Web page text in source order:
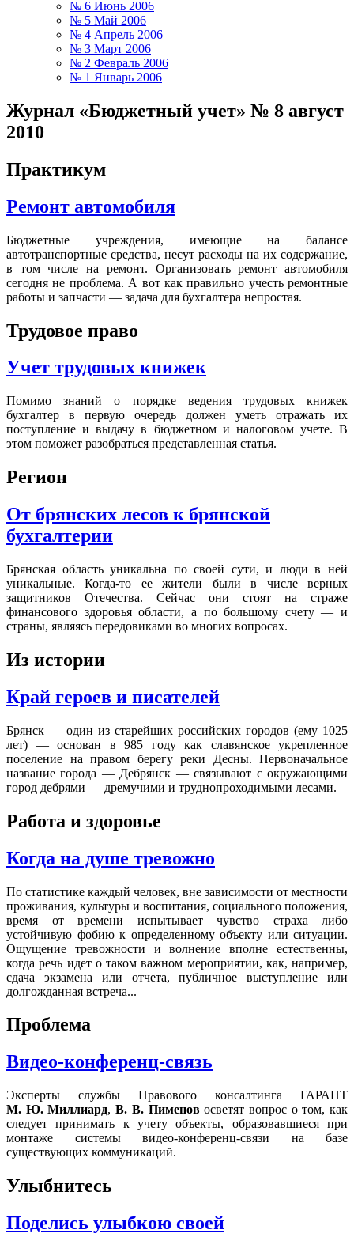
№ 6 Июнь 2006
№ 5 Май 2006
№ 4 Апрель 2006
№ 3 Март 2006
№ 2 Февраль 2006
№ 1 Январь 2006
Журнал «Бюджетный учет» № 8 август
2010
Практикум
Ремонт автомобиля
Бюджетные учреждения, имеющие на балансе
автотранспортные средства, несут расходы на их содержание,
в том числе на ремонт. Организовать ремонт автомобиля
сегодня не проблема. А вот как правильно учесть ремонтные
работы и запчасти — задача для бухгалтера непростая.
Трудовое право
Учет трудовых книжек
Помимо знаний о порядке ведения трудовых книжек
бухгалтер в первую очередь должен уметь отражать их
поступление и выдачу в бюджетном и налоговом учете. В
этом поможет разобраться представленная статья.
Регион
От брянских лесов к брянской
бухгалтерии
Брянская область уникальна по своей сути, и люди в ней
уникальные. Когда-то ее жители были в числе верных
защитников Отечества. Сейчас они стоят на страже
финансового здоровья области, а по большому счету — и
страны, являясь передовиками во многих вопросах.
Из истории
Край героев и писателей
Брянск — один из старейших российских городов (ему 1025
лет) — основан в 985 году как славянское укрепленное
поселение на правом берегу реки Десны. Первоначальное
название города — Дебрянск — связывают с окружающими
город дебрями — дремучими и труднопроходимыми лесами.
Работа и здоровье
Когда на душе тревожно
По статистике каждый человек, вне зависимости от местности
проживания, культуры и воспитания, социального положения,
время от времени испытывает чувство страха либо
устойчивую фобию к определенному объекту или ситуации.
Ощущение тревожности и волнение вполне естественны,
когда речь идет о таком важном мероприятии, как, например,
сдача экзамена или отчета, публичное выступление или
долгожданная встреча...
Проблема
Видео-конференц-связь
Эксперты службы Правового консалтинга ГАРАНТ
М. Ю. Миллиард,В. В. Пименовосветят вопрос о том, как
следует принимать к учету объекты, образовавшиеся при
монтаже системы видео-конференц-связи на базе
существующих коммуникаций.
Улыбнитесь
Поделись улыбкою своей